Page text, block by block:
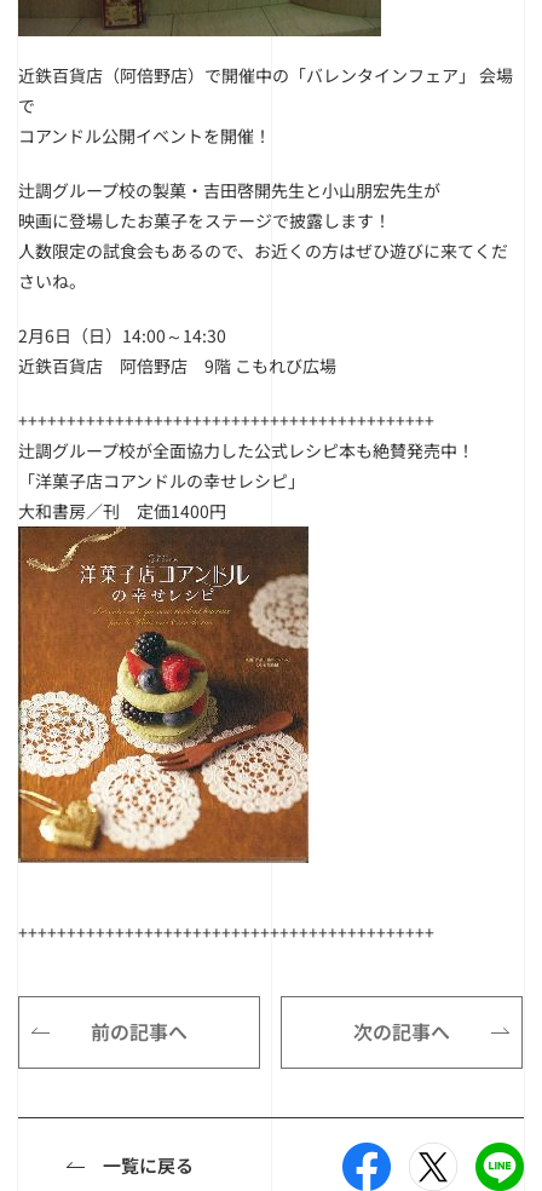
近鉄百貨店（阿倍野店）で開催中の「バレンタインフェア」 会場
で
コアンドル公開イベントを開催！
辻調グループ校の製菓・吉田啓開先生と小山朋宏先生が
映画に登場したお菓子をステージで披露します！
人数限定の試食会もあるので、お近くの方はぜひ遊びに来てくだ
さいね。
2月6日（日）14:00～14:30
近鉄百貨店 阿倍野店 9階 こもれび広場
+++++++++++++++++++++++++++++++++++++++++++
辻調グループ校が全面協力した公式レシピ本も絶賛発売中！
「洋菓子店コアンドルの幸せレシピ」
大和書房／刊 定価1400円
+++++++++++++++++++++++++++++++++++++++++++
前の記事へ 次の記事へ
一覧に戻る